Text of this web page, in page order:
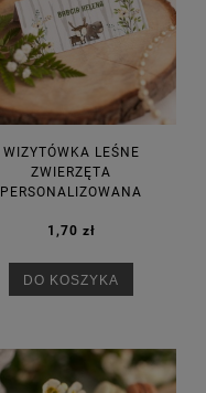
WIZYTÓWKA LEŚNE
ZWIERZĘTA
PERSONALIZOWANA
1,70 zł
DO KOSZYKA